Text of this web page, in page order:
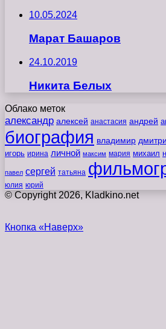
10.05.2024
Марат Башаров
24.10.2019
Никита Белых
Облако меток
александр алексей анастасия андрей
биография владимир
игорь ирина личной максим мария михаил
павел сергей татьяна
юлия юрий
© Copyright 2026, Kladkino.net
Кнопка «Наверх»